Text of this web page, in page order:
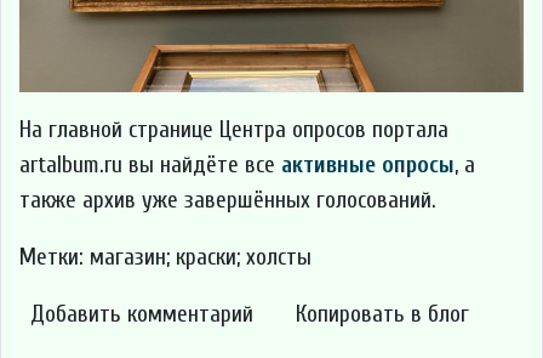
На главной странице Центра опросов портала
artalbum.ru вы найдёте все активные опросы, а
также архив уже завершённых голосований.
Метки: магазин; краски; холсты
Добавить комментарий Копировать в блог